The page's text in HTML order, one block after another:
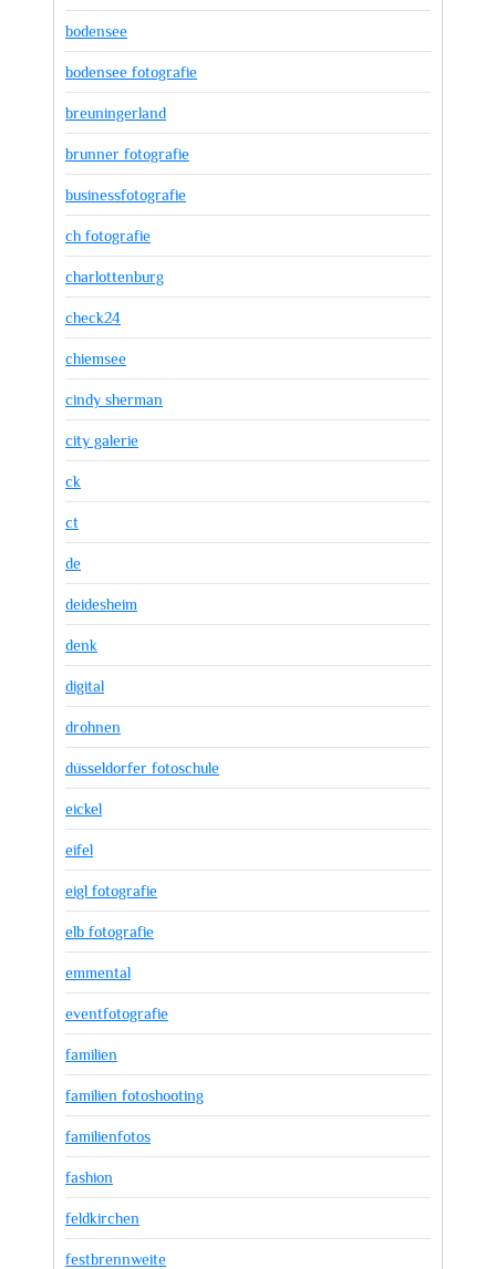
bodensee
bodensee fotografie
breuningerland
brunner fotografie
businessfotografie
ch fotografie
charlottenburg
check24
chiemsee
cindy sherman
city galerie
ck
ct
de
deidesheim
denk
digital
drohnen
düsseldorfer fotoschule
eickel
eifel
eigl fotografie
elb fotografie
emmental
eventfotografie
familien
familien fotoshooting
familienfotos
fashion
feldkirchen
festbrennweite